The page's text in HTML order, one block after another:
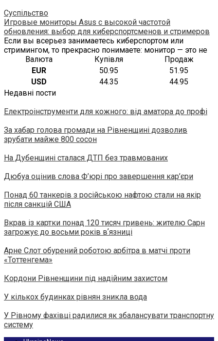
Суспільство
Игровые мониторы Asus с высокой частотой
обновления: выбор для киберспортсменов и стримеров
Если вы всерьез занимаетесь киберспортом или
стримингом, то прекрасно понимаете: монитор — это не
Валюта
Купівля
Продаж
EUR
50.95
51.95
USD
44.35
44.95
Недавні пости
Електроінструменти для кожного: від аматора до профі
За хабар голова громади на Рівненщині дозволив
зрубати майже 800 сосон
На Дубенщині сталася ДТП без травмованих
Дюбуа оцінив слова Ф’юрі про завершення кар’єри
Понад 60 танкерів з російською нафтою стали на якір
після санкцій США
Вкрав із картки понад 120 тисяч гривень: жителю Сарн
загрожує до восьми років вʼязниці
Арне Слот обурений роботою арбітра в матчі проти
«Тоттенгема»
Кордони Рівненщини під надійним захистом
У кількох будинках рівнян зникла вода
У Рівному фахівці радилися як збалансувати транспортну
систему